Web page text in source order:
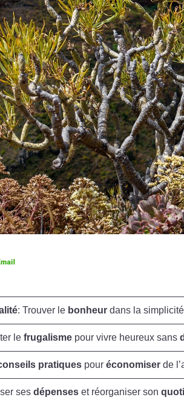
: Trouver le bonheur dans la
lefrugalisme pour vivre heureux sans
pratiques pouréconomiser de
sesdépenses et réorganiser son